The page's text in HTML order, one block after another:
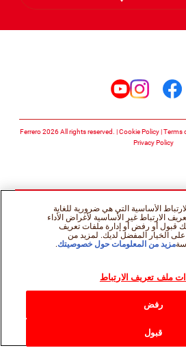
Cookie Policy Terms
Privacy Policy
الأساسية التي هي ضرورية للغاية
الارتباط غير الأساسية لأغراض الأداء
قبول أو رفض أو إدارة ملفات تعريف
على الخيار المفضل لديك. لمزيد من
مزيد من المعلومات حول خصوصيتك.
ملف تعريف الارتباط
رفض
قبول